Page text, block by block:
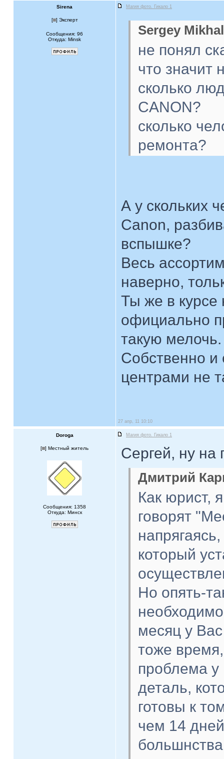
Sirena Магия фото. Гикало 1
[ ] Эксперт
Сообщения: 96
Откуда: Minsk
Sergey
не понял
что значит
сколько
CANON?
сколько
ремонта?
А у скольких
Canon,
вспышке?
Весь
наверно,
Ты же в курсе
официально
такую мелочь.
Собственно
центрами не
27 апр, 11 10:10
Doroga Магия фото. Гикало 1
[ ] Местный житель
Сообщения: 1358
Откуда: Минск
Сергей, ну на
Дмитрий
Как юрист,
говорят
который
Но опять-
месяц у
тоже
проблема у
деталь,
готовы к
чем 14